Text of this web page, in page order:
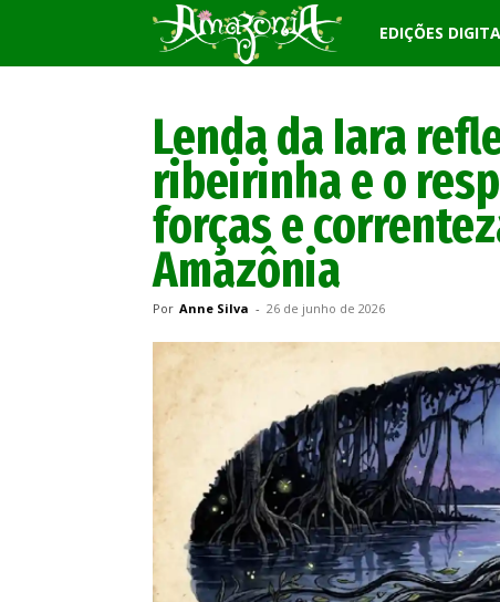
Revista
EDIÇÕES
Lenda da Iara
ribeirinha e o
forças e
Amazônia
Por Anne Silva - 26 de junho de 2026